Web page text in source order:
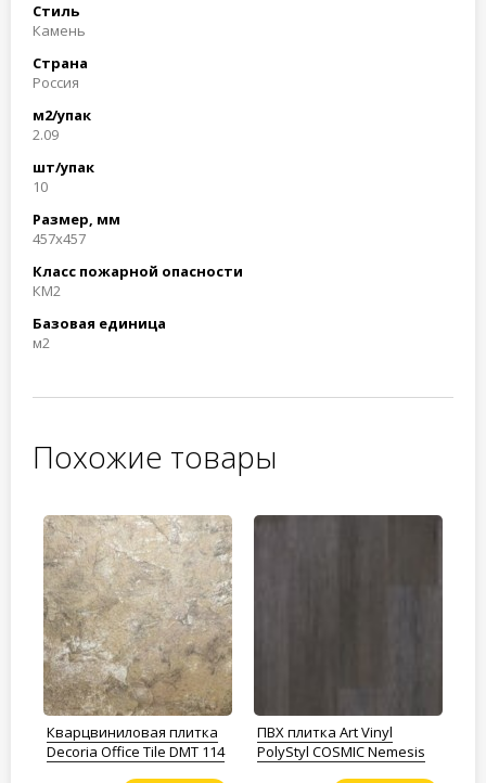
Стиль
Камень
Страна
Россия
м2/упак
2.09
шт/упак
10
Размер, мм
457x457
Класс пожарной опасности
КМ2
Базовая единица
м2
Похожие товары
Кварцвиниловая плитка
Decoria Office Tile DMT 114
ПВХ плитка Art Vinyl
PolyStyl COSMIC Nemesis